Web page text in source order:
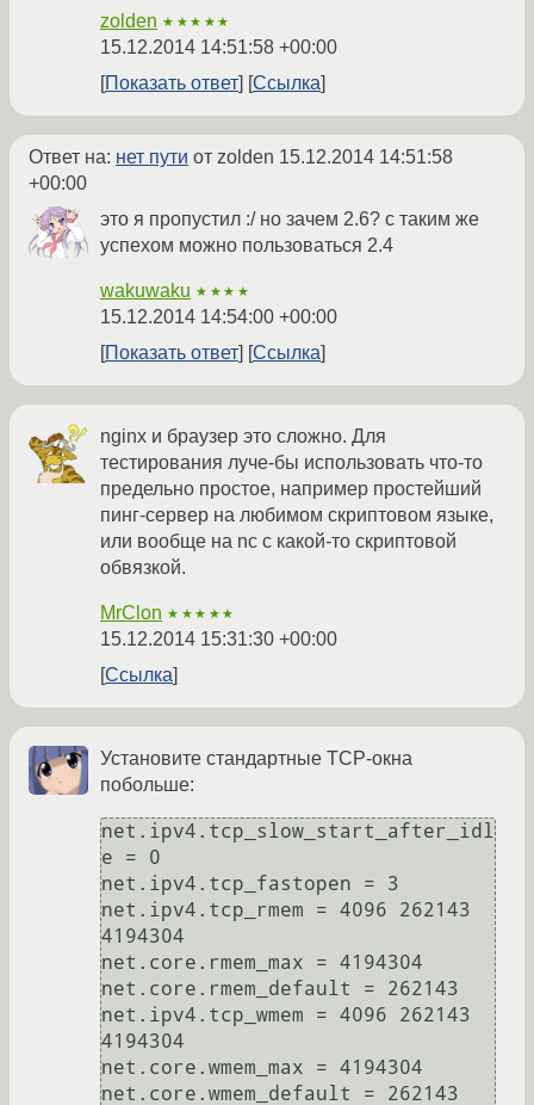
zolden ★★★★★
15.12.2014 14:51:58 +00:00
Показать ответ
Ссылка
Ответ на: нет пути от zolden 15.12.2014 14:51:58
+00:00
это я пропустил :/ но зачем 2.6? с таким же
успехом можно пользоваться 2.4
wakuwaku ★★★★
15.12.2014 14:54:00 +00:00
Показать ответ
Ссылка
nginx и браузер это сложно. Для
тестирования луче-бы использовать что-то
предельно простое, например простейший
пинг-сервер на любимом скриптовом языке,
или вообще на nc с какой-то скриптовой
обвязкой.
MrClon ★★★★★
15.12.2014 15:31:30 +00:00
Ссылка
Установите стандартные TCP-окна
побольше:
net.ipv4.tcp_slow_start_after_idl
e = 0
net.ipv4.tcp_fastopen = 3
net.ipv4.tcp_rmem = 4096 262143
4194304
net.core.rmem_max = 4194304
net.core.rmem_default = 262143
net.ipv4.tcp_wmem = 4096 262143
4194304
net.core.wmem_max = 4194304
net.core.wmem_default = 262143